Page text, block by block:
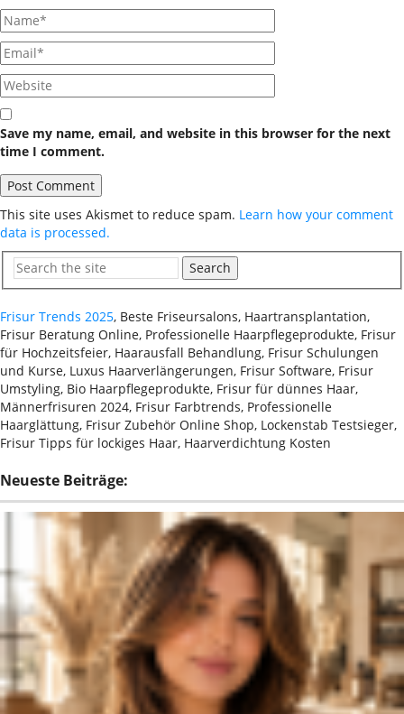
Save my name, email, and website in this browser for the next
time I comment.
This site uses Akismet to reduce spam. Learn how your comment
data is processed.
Search
Frisur Trends 2025, Beste Friseursalons, Haartransplantation,
Frisur Beratung Online, Professionelle Haarpflegeprodukte, Frisur
für Hochzeitsfeier, Haarausfall Behandlung, Frisur Schulungen
und Kurse, Luxus Haarverlängerungen, Frisur Software, Frisur
Umstyling, Bio Haarpflegeprodukte, Frisur für dünnes Haar,
Männerfrisuren 2024, Frisur Farbtrends, Professionelle
Haarglättung, Frisur Zubehör Online Shop, Lockenstab Testsieger,
Frisur Tipps für lockiges Haar, Haarverdichtung Kosten
Neueste Beiträge: